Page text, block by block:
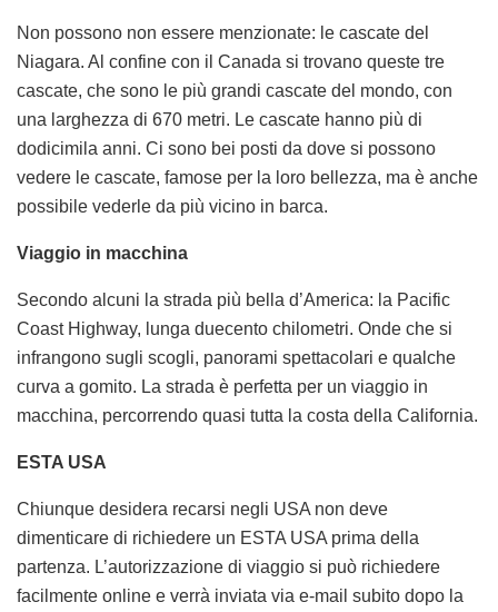
Non possono non essere menzionate: le cascate del
Niagara. Al confine con il Canada si trovano queste tre
cascate, che sono le più grandi cascate del mondo, con
una larghezza di 670 metri. Le cascate hanno più di
dodicimila anni. Ci sono bei posti da dove si possono
vedere le cascate, famose per la loro bellezza, ma è anche
possibile vederle da più vicino in barca.
Viaggio in macchina
Secondo alcuni la strada più bella d’America: la Pacific
Coast Highway, lunga duecento chilometri. Onde che si
infrangono sugli scogli, panorami spettacolari e qualche
curva a gomito. La strada è perfetta per un viaggio in
macchina, percorrendo quasi tutta la costa della California.
ESTA USA
Chiunque desidera recarsi negli USA non deve
dimenticare di richiedere un ESTA USA prima della
partenza. L’autorizzazione di viaggio si può richiedere
facilmente online e verrà inviata via e-mail subito dopo la